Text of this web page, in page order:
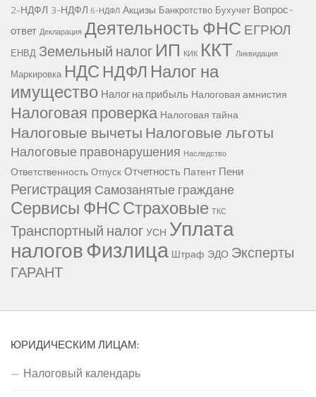
2-НДФЛ 3-НДФЛ 6-НДФЛ Акцизы Банкротство Бухучет Вопрос-
ответ Декларация Деятельность ФНС ЕГРЮЛ
ЕНВД Земельный налог ИП КИК ККТ Ликвидация
Маркировка НДС НДФЛ Налог на
имущество Налог на прибыль Налоговая амнистия
Налоговая проверка Налоговая тайна
Налоговые вычетыНалоговые льготы
Налоговые правонарушения Наследство
Ответственность Отпуск Отчетность Патент Пени
Регистрация Самозанятые граждане
Сервисы ФНССтраховые ТКС
Транспортный налогУСН Уплата
налоговФизлица Штраф ЭДО Эксперты
ГАРАНТ
ЮРИДИЧЕСКИМ ЛИЦАМ:
Налоговый календарь